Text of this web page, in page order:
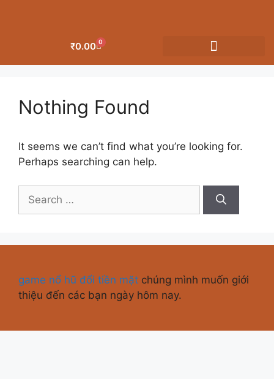
₹0.00 0
Nothing Found
It seems we can’t find what you’re looking for.
Perhaps searching can help.
game nổ hũ đổi tiền mặt chúng mình muốn giới
thiệu đến các bạn ngày hôm nay.